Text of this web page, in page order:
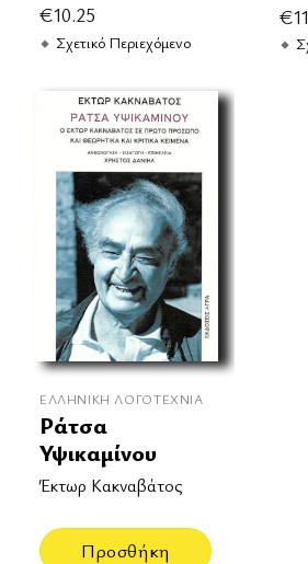
€10.25
Σχετικό Περιεχόμενο
€
ΕΛΛΗΝΙΚΉ ΛΟΓΟΤΕΧΝΊΑ
Ράτσα
Υψικαμίνου
Έκτωρ Κακναβάτος
Προσθήκη